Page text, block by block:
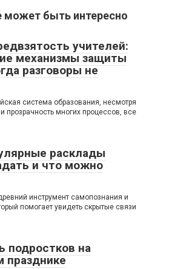
может быть интересно
учителей:
механизмы защиты
разговоры не
система образования, несмотря
прозрачность многих процессов, все
расклады
и что можно
инструмент самопознания и
помогает увидеть скрытые связи
подростков на
празднике